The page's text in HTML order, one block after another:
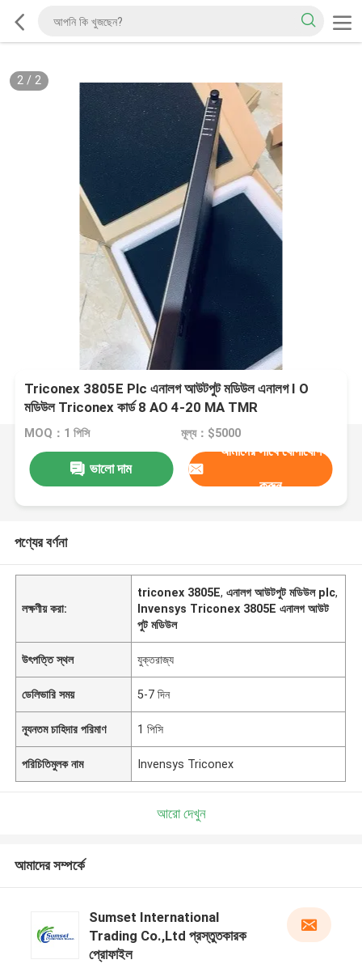
2/ 2
Triconex 3805E Plc এনালগ আউটপুট মডিউল এনালগ I O
মডিউল Triconex কার্ড 8 AO 4-20 MA TMR
MOQ：1 পিসি মূল্য：$5000
ভালো দাম
আমাদের সাথে যোগাযোগ
করুন
পণ্যের বর্ণনা
লক্ষণীয় করা:
triconex 3805E,এনালগ আউটপুট মডিউল plc,
Invensys Triconex 3805E এনালগ আউট
পুট মডিউল
উৎপত্তি স্থল যুক্তরাজ্য
ডেলিভারি সময় 5-7 দিন
ন্যূনতম চাহিদার পরিমাণ 1 পিসি
পরিচিতিমুলক নাম Invensys Triconex
আরো দেখুন
আমাদের সম্পর্কে
Sumset International
Trading Co.,Ltd প্রস্তুতকারক
প্রোফাইল